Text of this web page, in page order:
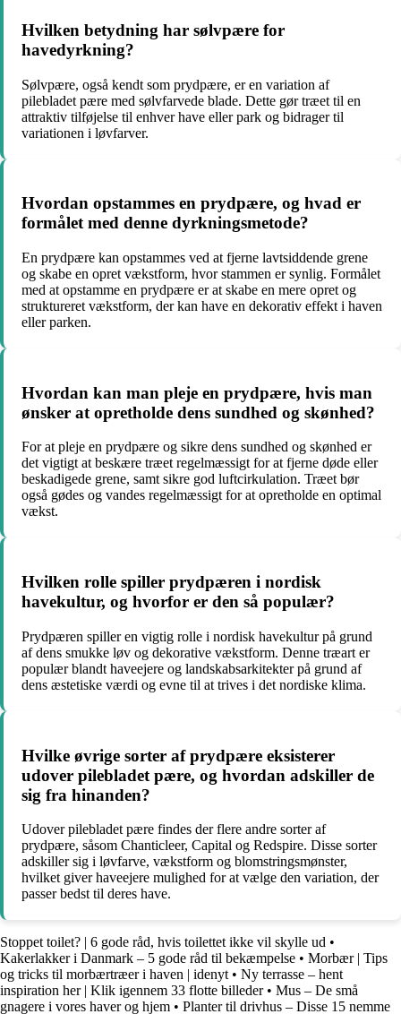
Hvilken betydning har sølvpære for
havedyrkning?
Sølvpære, også kendt som prydpære, er en variation af
pilebladet pære med sølvfarvede blade. Dette gør træet til en
attraktiv tilføjelse til enhver have eller park og bidrager til
variationen i løvfarver.
Hvordan opstammes en prydpære, og hvad er
formålet med denne dyrkningsmetode?
En prydpære kan opstammes ved at fjerne lavtsiddende grene
og skabe en opret vækstform, hvor stammen er synlig. Formålet
med at opstamme en prydpære er at skabe en mere opret og
struktureret vækstform, der kan have en dekorativ effekt i haven
eller parken.
Hvordan kan man pleje en prydpære, hvis man
ønsker at opretholde dens sundhed og skønhed?
For at pleje en prydpære og sikre dens sundhed og skønhed er
det vigtigt at beskære træet regelmæssigt for at fjerne døde eller
beskadigede grene, samt sikre god luftcirkulation. Træet bør
også gødes og vandes regelmæssigt for at opretholde en optimal
vækst.
Hvilken rolle spiller prydpæren i nordisk
havekultur, og hvorfor er den så populær?
Prydpæren spiller en vigtig rolle i nordisk havekultur på grund
af dens smukke løv og dekorative vækstform. Denne træart er
populær blandt haveejere og landskabsarkitekter på grund af
dens æstetiske værdi og evne til at trives i det nordiske klima.
Hvilke øvrige sorter af prydpære eksisterer
udover pilebladet pære, og hvordan adskiller de
sig fra hinanden?
Udover pilebladet pære findes der flere andre sorter af
prydpære, såsom Chanticleer, Capital og Redspire. Disse sorter
adskiller sig i løvfarve, vækstform og blomstringsmønster,
hvilket giver haveejere mulighed for at vælge den variation, der
passer bedst til deres have.
Stoppet toilet? | 6 gode råd, hvis toilettet ikke vil skylle ud •
Kakerlakker i Danmark – 5 gode råd til bekæmpelse • Morbær | Tips
og tricks til morbærtræer i haven | idenyt • Ny terrasse – hent
inspiration her | Klik igennem 33 flotte billeder• Mus – De små
gnagere i vores haver og hjem • Planter til drivhus – Disse 15 nemme